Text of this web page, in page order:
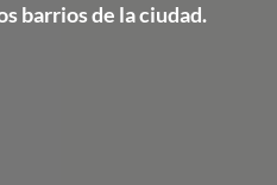
barrios de la ciudad.